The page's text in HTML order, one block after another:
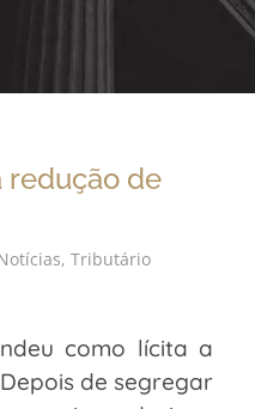
redução de
, Tributário
como lícita a
de segregar